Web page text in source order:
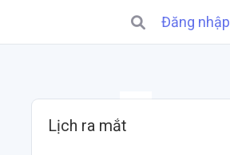
Đăng nhập
Lịch ra mắt